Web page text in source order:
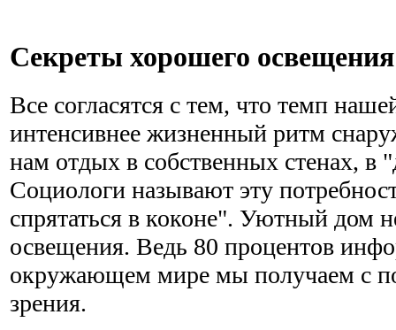
Секреты хорошего освещения
Все согласятся с тем, что темп
интенсивнее жизненный ритм
нам отдых в собственных стенах, в
Социологи называют эту
спрятаться в коконе". Уютный дом
освещения. Ведь 80 процентов
окружающем мире мы получаем с
зрения.